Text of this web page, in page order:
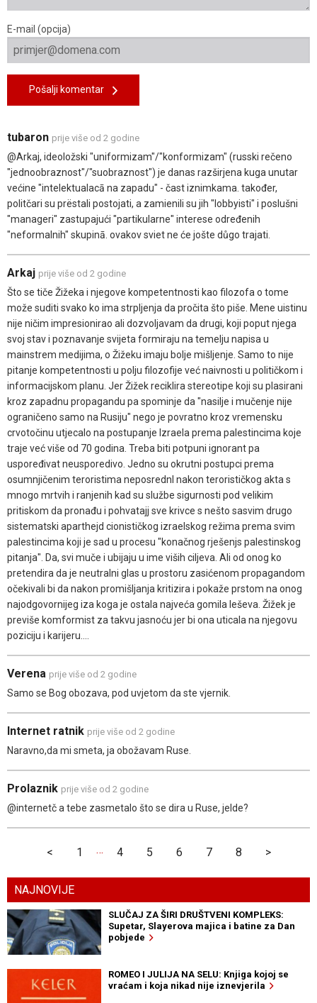
E-mail (opcija)
Pošalji komentar
tubaron prije više od 2 godine
@Arkaj, ideoložski "uniformizam"/"konformizam" (russki rečeno
"jednoobraznost"/"suobraznost") je danas razširjena kuga unutar
većine "intelektualacā na zapadu" - čast iznimkama. također,
politčari su prëstali postojati, a zamienili su jih "lobbyisti" i poslušni
"manageri" zastupajući "partikularne" interese određenih
"neformalnih" skupinā. ovakov sviet ne će jošte důgo trajati.
Arkaj prije više od 2 godine
Što se tiče Žižeka i njegove kompetentnosti kao filozofa o tome
može suditi svako ko ima strpljenja da pročita što piše. Mene uistinu
nije ničim impresionirao ali dozvoljavam da drugi, koji poput njega
svoj stav i poznavanje svijeta formiraju na temelju napisa u
mainstrem medijima, o Žižeku imaju bolje mišljenje. Samo to nije
pitanje kompetentnosti u polju filozofije već naivnosti u političkom i
informacijskom planu. Jer Žižek reciklira stereotipe koji su plasirani
kroz zapadnu propagandu pa spominje da "nasilje i mučenje nije
ograničeno samo na Rusiju" nego je povratno kroz vremensku
crvotočinu utjecalo na postupanje Izraela prema palestincima koje
traje već više od 70 godina. Treba biti potpuni ignorant pa
uspoređivat neusporedivo. Jedno su okrutni postupci prema
osumnjičenim teroristima neposrednl nakon terorističkog akta s
mnogo mrtvih i ranjenih kad su službe sigurnosti pod velikim
pritiskom da pronađu i pohvatajj sve krivce s nešto sasvim drugo
sistematski aparthejd cionističkog izraelskog režima prema svim
palestincima koji je sad u procesu "konačnog rješenjs palestinskog
pitanja". Da, svi muče i ubijaju u ime viših ciljeva. Ali od onog ko
pretendira da je neutralni glas u prostoru zasićenom propagandom
očekivali bi da nakon promišljanja kritizira i pokaže prstom na onog
najodgovornijeg iza koga je ostala najveća gomila leševa. Žižek je
previše komformist za takvu jasnoću jer bi ona uticala na njegovu
poziciju i karijeru....
Verena prije više od 2 godine
Samo se Bog obozava, pod uvjetom da ste vjernik.
Internet ratnik prije više od 2 godine
Naravno,da mi smeta, ja obožavam Ruse.
Prolaznik prije više od 2 godine
@internetč a tebe zasmetalo što se dira u Ruse, jelde?
< 1 … 4 5 6 7 8 >
NAJNOVIJE
SLUČAJ ZA ŠIRI DRUŠTVENI KOMPLEKS:
Supetar, Slayerova majica i batine za Dan
pobjede
ROMEO I JULIJA NA SELU: Knjiga kojoj se
vraćam i koja nikad nije iznevjerila